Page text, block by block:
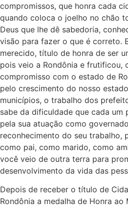
compromissos, que honra cada
quando coloca o joelho no chão
Deus que lhe dê sabedoria,
visão para fazer o que é correto.
merecido, título de honra de ser
pois veio a Rondônia e frutificou,
compromisso com o estado de
pelo crescimento do nosso
municípios, o trabalho dos
sabe da dificuldade que cada um
pela sua atuação como
reconhecimento do seu trabalho,
como pai, como marido, como
você veio de outra terra para
desenvolvimento da vida das
Depois de receber o título de
Rondônia a medalha de Honra ao